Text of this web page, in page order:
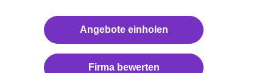
Angebote einholen
Firma bewerten